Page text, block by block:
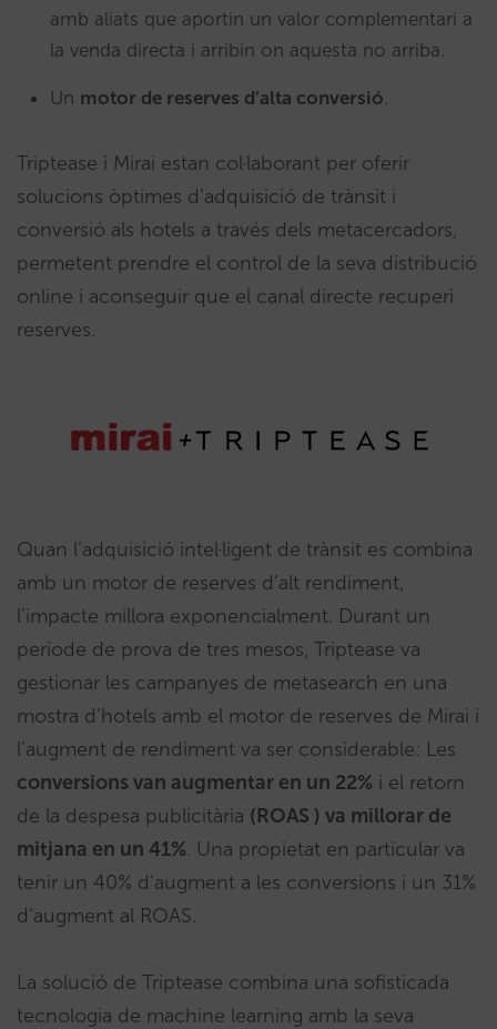
amb aliats que aportin un valor complementari a
la venda directa i arribin on aquesta no arriba.
Un motor de reserves d’alta conversió.
Triptease i Mirai estan col·laborant per oferir
solucions òptimes d’adquisició de trànsit i
conversió als hotels a través dels metacercadors,
permetent prendre el control de la seva distribució
online i aconseguir que el canal directe recuperi
reserves.
Quan l’adquisició intel·ligent de trànsit es combina
amb un motor de reserves d’alt rendiment,
l’impacte millora exponencialment. Durant un
període de prova de tres mesos, Triptease va
gestionar les campanyes de metasearch en una
mostra d’hotels amb el motor de reserves de Mirai i
l’augment de rendiment va ser considerable: Les
conversions van augmentar en un 22% i el retorn
de la despesa publicitària (ROAS ) va millorar de
mitjana en un 41%. Una propietat en particular va
tenir un 40% d’augment a les conversions i un 31%
d’augment al ROAS.
La solució de Triptease combina una sofisticada
tecnologia de machine learning amb la seva